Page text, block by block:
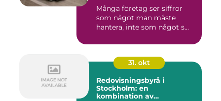
Många företag ser siffror
som något man måste
hantera, inte som något s...
31. okt
Redovisningsbyrå i
Stockholm: en
kombination av